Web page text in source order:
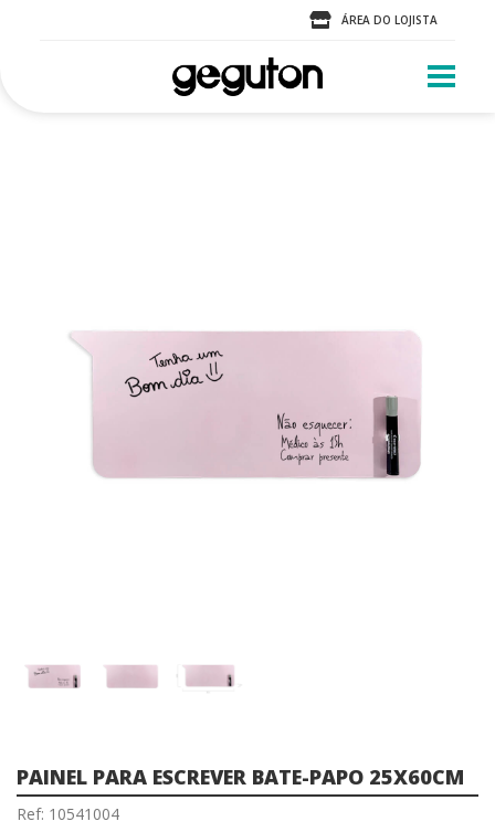
ÁREA DO LOJISTA
PAINEL PARA ESCREVER BATE-PAPO 25X60CM
Ref: 10541004